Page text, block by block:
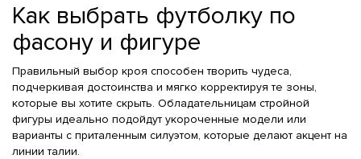
Как выбрать футболку по
фасону и фигуре
Правильный выбор кроя способен творить чудеса,
подчеркивая достоинства и мягко корректируя те зоны,
которые вы хотите скрыть. Обладательницам стройной
фигуры идеально подойдут укороченные модели или
варианты с приталенным силуэтом, которые делают акцент на
линии талии.